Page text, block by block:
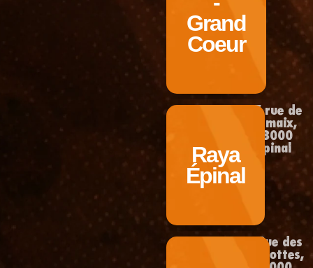
Grand
Coeur
Raya
Épinal
27 rue de
la maix,
88000
Épinal
4 Rue des
Michottes,